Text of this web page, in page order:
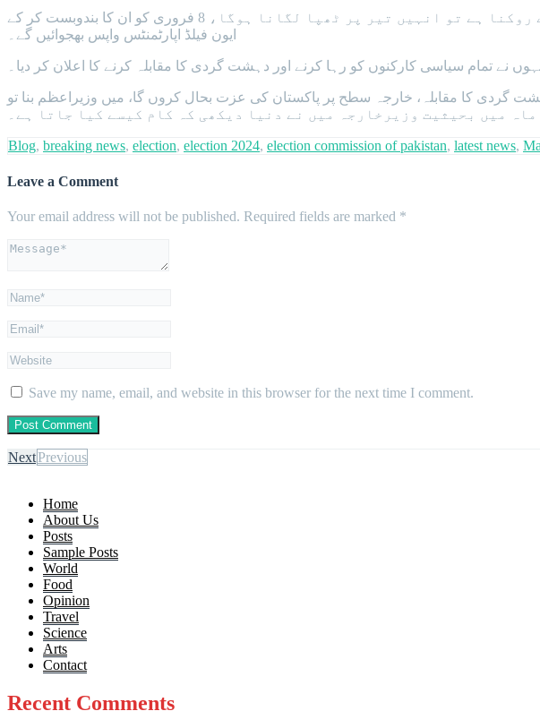
انہوں نے پی ٹی آئی کارکنان سے مخاطب ہوکر کہا کہ اگر میاں صاحب کو وزیراعظم بننے سے روکنا ہے تو انہیں تیر پر ٹھپا لگانا ہوگا، 8 فروری کو ان کا بندوبست کر کے
ایون فیلڈ اپارٹمنٹس واپس بھجوائیں گے۔
نے تمام سیاسی کارکنوں کو رہا کرنے اور دہشت گردی کا مقابلہ کرنے کا اعلان کر دیا۔
گردی کا مقابلہ، خارجہ سطح پر پاکستان کی عزت بحال کروں گا، میں وزیراعظم بنا تو
Blog, breaking news, election, election 2024, election commission of pakistan, latest news,
Leave a Comment
Your email address will not be published. Required fields are marked *
Save my name, email, and website in this browser for the next time I comment.
NextPrevious
Home
About Us
Posts
Sample Posts
World
Food
Opinion
Travel
Science
Arts
Contact
Recent Comments